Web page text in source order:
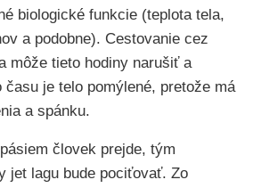
biologické funkcie (teplota tela,
a podobne). Cestovanie cez
môže tieto hodiny narušiť a
času je telo pomýlené, pretože má
a spánku.
človek prejde, tým
jet lagu bude pociťovať. Zo